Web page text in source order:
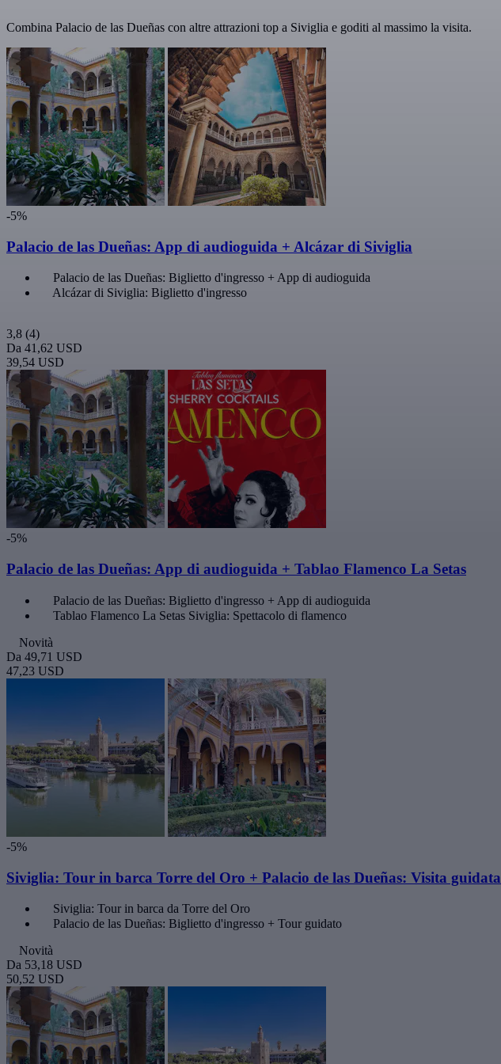
Combina Palacio de las Dueñas con altre attrazioni top a Siviglia e goditi al massimo la visita.
-5%
Palacio de las Dueñas: App di audioguida + Alcázar di Siviglia
Palacio de las Dueñas: Biglietto d'ingresso + App di audioguida
Alcázar di Siviglia: Biglietto d'ingresso
3,8 (4)
Da 41,62 USD
39,54 USD
-5%
Palacio de las Dueñas: App di audioguida + Tablao Flamenco La Setas
Palacio de las Dueñas: Biglietto d'ingresso + App di audioguida
Tablao Flamenco La Setas Siviglia: Spettacolo di flamenco
Novità
Da 49,71 USD
47,23 USD
-5%
Siviglia: Tour in barca Torre del Oro + Palacio de las Dueñas: Visita guidata
Siviglia: Tour in barca da Torre del Oro
Palacio de las Dueñas: Biglietto d'ingresso + Tour guidato
Novità
Da 53,18 USD
50,52 USD